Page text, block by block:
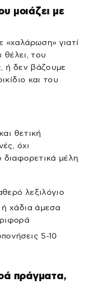
μοιάζει με
«χαλάρωση» γιατί
θέλει, του
ή δεν βάζουμε
και του
θετική
όχι
μέλη
λεξιλόγιο
χάδια άμεσα
5-10
πράγματα,